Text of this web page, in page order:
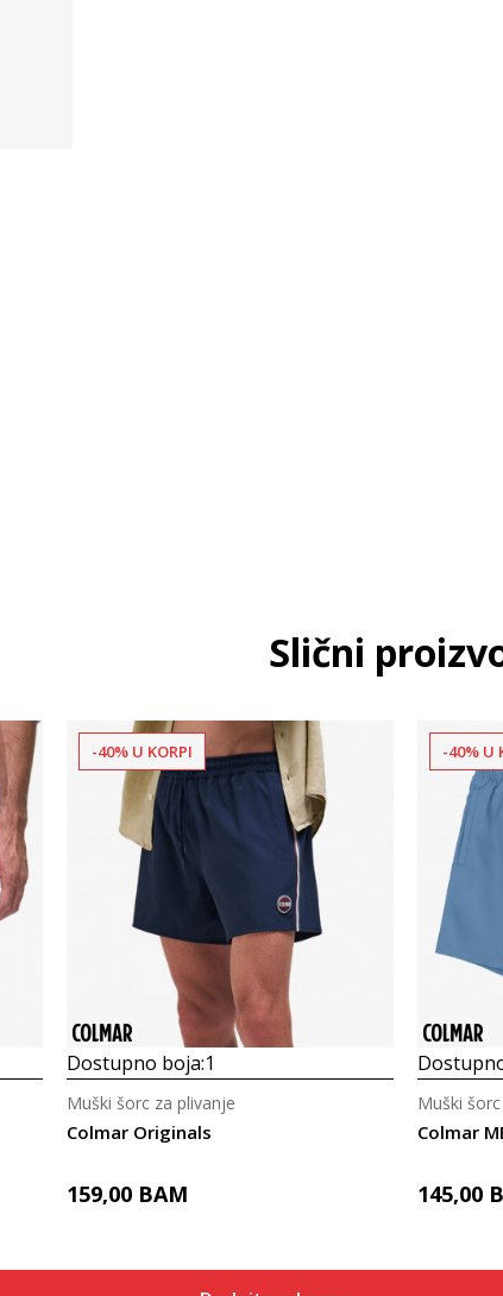
Slični
-40% U KORPI
Dostupno boja:1
Colmar Originals
Muški šorc za plivanje
159,00 BAM
-40% U
Colmar
Muški
145,00